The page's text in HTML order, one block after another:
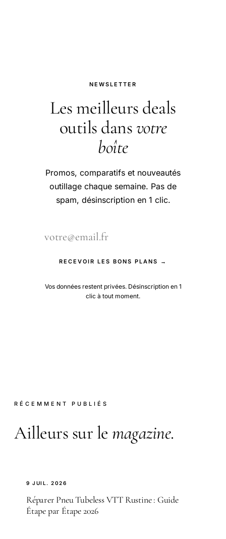
NEWSLETTER
Les meilleurs deals
outils dansvotre
boîte
Promos, comparatifs et nouveautés
outillage chaque semaine. Pas de
spam, désinscription en 1 clic.
RECEVOIR LES BONS PLANS →
Vos données restent privées. Désinscription en 1
clic à tout moment.
RÉCEMMENT PUBLIÉS
Ailleurs sur le magazine.
9 JUIL. 2026
Réparer Pneu Tubeless VTT Rustine : Guide
Étape par Étape 2026